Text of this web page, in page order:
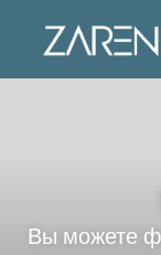
Вы можете